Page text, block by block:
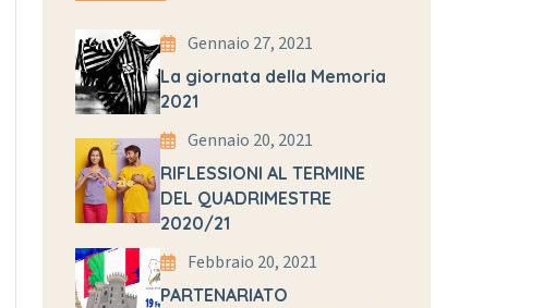
Gennaio 27, 2021
La giornata della Memoria
2021
Gennaio 20, 2021
RIFLESSIONI AL TERMINE
DEL QUADRIMESTRE
2020/21
Febbraio 20, 2021
PARTENARIATO